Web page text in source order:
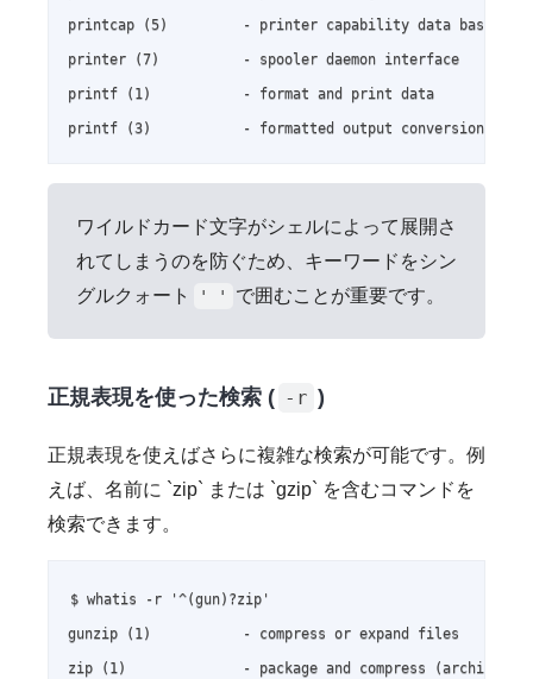
printcap (5)         - printer capability data base
printer (7)          - spooler daemon interface
printf (1)           - format and print data
printf (3)           - formatted output conversion
ワイルドカード文字がシェルによって展開さ
れてしまうのを防ぐため、キーワードをシン
グルクォート
' ' で囲むことが重要です。
正規表現を使った検索 ( -r )
正規表現を使えばさらに複雑な検索が可能です。例
えば、名前に `zip` または `gzip` を含むコマンドを
検索できます。
$ whatis -r '^(gun)?zip'
gunzip (1)           - compress or expand files
zip (1)              - package and compress (archive)